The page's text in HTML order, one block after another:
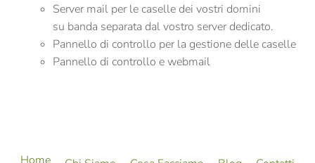
Server mail per le caselle dei vostri domini
su banda separata dal vostro server dedicato.
Pannello di controllo per la gestione delle caselle
Pannello di controllo e webmail